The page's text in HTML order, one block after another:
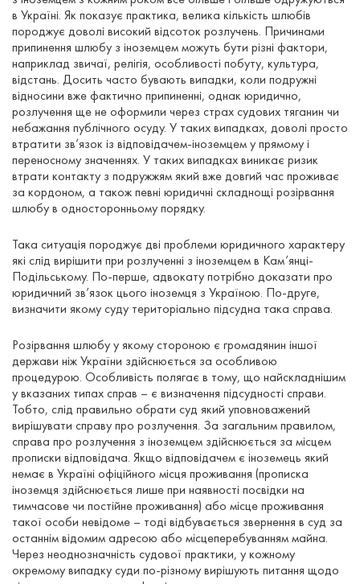
в Україні. Як показує практика, велика кількість шлюбів
породжує доволі високий відсоток розлучень. Причинами
припинення шлюбу з іноземцем можуть бути різні фактори,
наприклад звичаї, релігія, особливості побуту, культура,
відстань. Досить часто бувають випадки, коли подружні
відносини вже фактично припиненні, однак юридично,
розлучення ще не оформили через страх судових тяганин чи
небажання публічного осуду. У таких випадках, доволі просто
втратити зв’язок із відповідачем-іноземцем у прямому і
переносному значеннях. У таких випадках виникає ризик
втрати контакту з подружжям який вже довгий час проживає
за кордоном, а також певні юридичні складнощі розірвання
шлюбу в односторонньому порядку.
Така ситуація породжує дві проблеми юридичного характеру
які слід вирішити при розлученні з іноземцем в Кам’янці-
Подільському. По-перше, адвокату потрібно доказати про
юридичний зв’язок цього іноземця з Україною. По-друге,
визначити якому суду територіально підсудна така справа.
Розірвання шлюбу у якому стороною є громадянин іншої
держави ніж України здійснюється за особливою
процедурою. Особливість полягає в тому, що найскладнішим
у вказаних типах справ – є визначення підсудності справи.
Тобто, слід правильно обрати суд який уповноважений
вирішувати справу про розлучення. За загальним правилом,
справа про розлучення з іноземцем здійснюється за місцем
прописки відповідача. Якщо відповідачем є іноземець який
немає в Україні офіційного місця проживання (прописка
іноземця здійснюється лише при наявності посвідки на
тимчасове чи постійне проживання) або місце проживання
такої особи невідоме – тоді відбувається звернення в суд за
останнім відомим адресою або місцеперебуванням майна.
Через неоднозначність судової практики, у кожному
окремому випадку суди по-різному вирішують питання щодо